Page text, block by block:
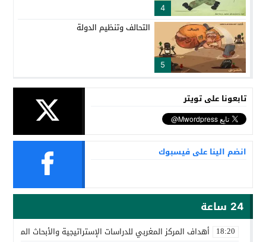
4
5
التحالف وتنظيم الدولة
تابعونا على تويتر
انضم الينا على فيسبوك
24 ساعة
18:20 أهداف المركز المغربي للدراسات الإستراتيجية والأبحاث المتقدمة